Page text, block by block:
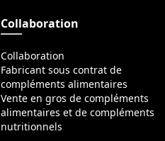
Collaboration
Collaboration
Fabricant sous contrat de
compléments alimentaires
Vente en gros de compléments
alimentaires et de compléments
nutritionnels